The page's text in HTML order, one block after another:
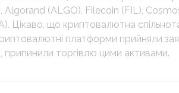
Algorand (ALGO), Filecoin (FIL),
Цікаво, що криптовалютна
платформи прийняли
торгівлю цими активами.